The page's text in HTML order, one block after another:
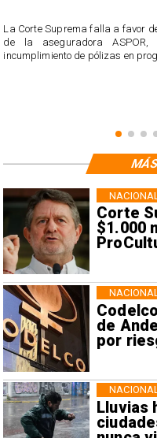
La Corte Suprema falla a favor
de la aseguradora
incumplimiento de pólizas en
Corte
$1.000
NACIONAL
de
por
NACIONAL
Lluvias